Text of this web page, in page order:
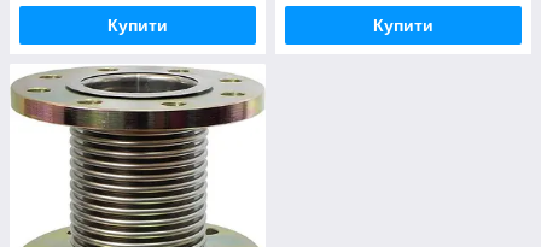
Купити Купити